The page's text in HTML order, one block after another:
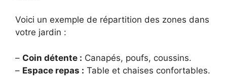
Voici un exemple de répartition des zones dans
votre jardin :
– Coin détente : Canapés, poufs, coussins.
– Espace repas : Table et chaises confortables.